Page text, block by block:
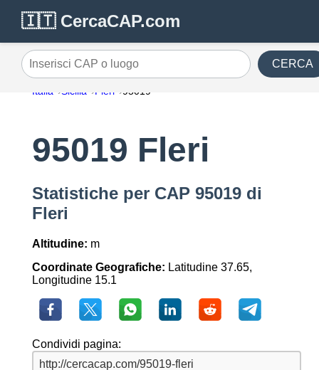
🇮🇹 CercaCAP.com
Inserisci CAP o luogo CERCA
Italia Sicilia Fleri 95019
95019 Fleri
Statistiche per CAP 95019 di
Fleri
Altitudine: m
Coordinate Geografiche: Latitudine 37.65,
Longitudine 15.1
Condividi pagina: